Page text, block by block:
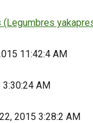
(Legumbres
11:42:4 AM
AM
2015 3:28:2 AM